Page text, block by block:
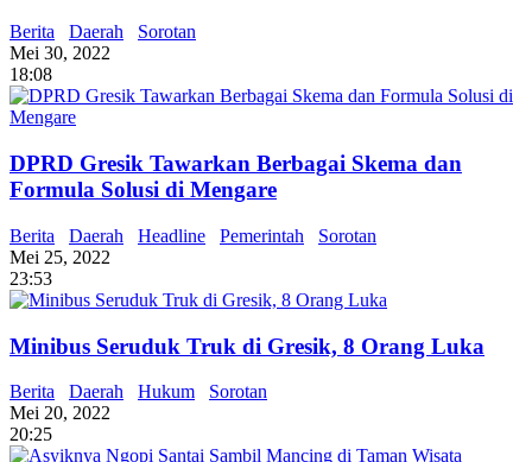
Berita Daerah
Sorotan
Mei 30, 2022
18:08
DPRD Gresik Tawarkan Berbagai Skema dan
Formula Solusi di Mengare
Berita Daerah Headline Pemerintah
Sorotan
Mei 25, 2022
23:53
Minibus Seruduk Truk di Gresik, 8 Orang Luka
Berita Daerah Hukum
Sorotan
Mei 20, 2022
20:25